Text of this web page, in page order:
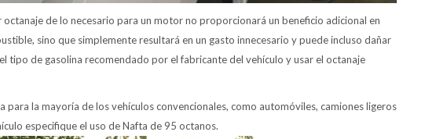
de lo necesario para un motor no proporcionará un beneficio adicional en
sino que simplemente resultará en un gasto innecesario y puede incluso dañar
tipo de gasolina recomendado por el fabricante del vehículo y usar el octanaje
para la mayoría de los vehículos convencionales, como automóviles, camiones ligeros
especifique el uso de Nafta de 95 octanos.